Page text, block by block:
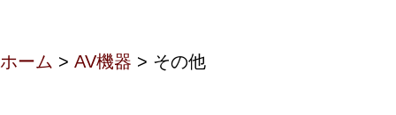
ホーム > AV機器 > その他